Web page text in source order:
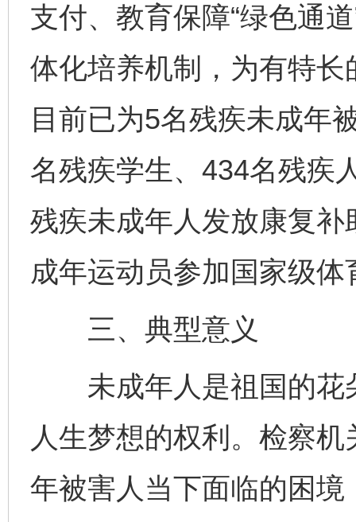
支付、教育保障“绿色通
体化培养机制，为有特
目前已为5名残疾未成年
名残疾学生、434名残疾
残疾未成年人发放康复
成年运动员参加国家级
三、典型意义
未成年人是祖国的花
人生梦想的权利。检察
年被害人当下面临的困